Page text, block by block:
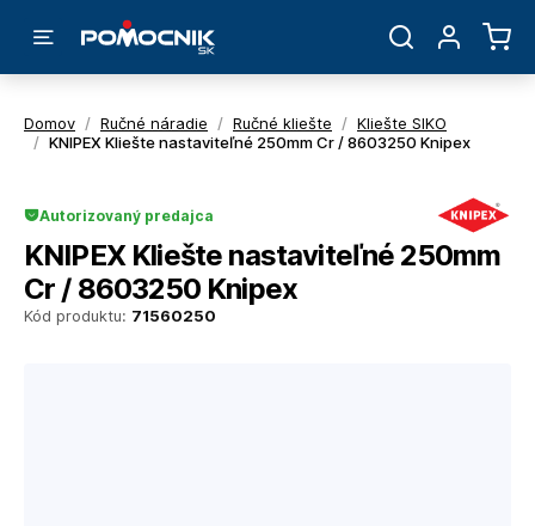
Domov / Ručné náradie / Ručné kliešte / Kliešte SIKO
/ KNIPEX Kliešte nastaviteľné 250mm Cr / 8603250 Knipex
Kód produktu: 71560250
Autorizovaný predajca
KNIPEX Kliešte nastaviteľné 250mm
Cr / 8603250 Knipex